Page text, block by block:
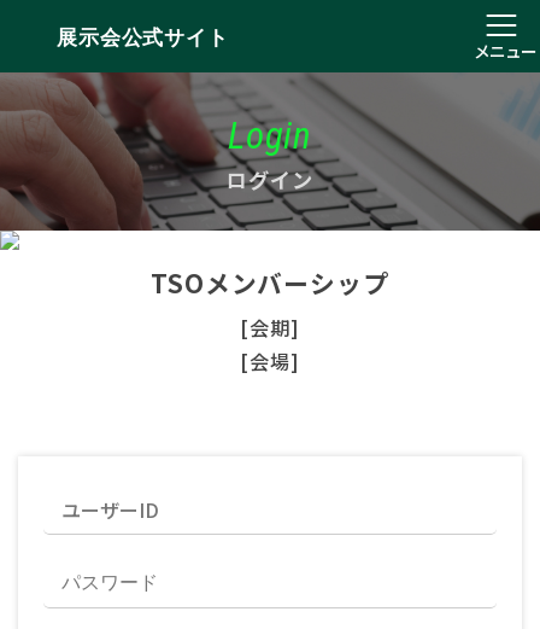
展示会公式サイト
メニュー
Login
ログイン
TSOメンバーシップ
[会期]
[会場]